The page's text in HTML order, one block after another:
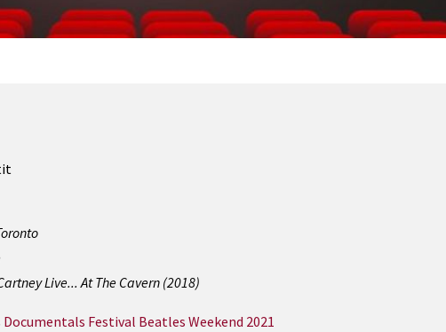
Live... At The Cavern (2018)
Documentals Festival Beatles Weekend 2021